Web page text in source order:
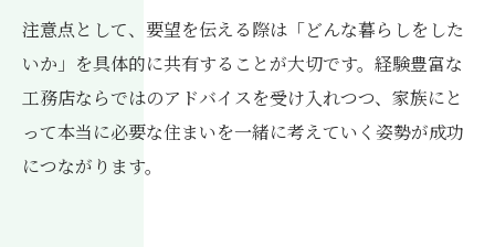
注意点として、要望を伝える際は「どんな暮らしをした
いか」を具体的に共有することが大切です。経験豊富な
工務店ならではのアドバイスを受け入れつつ、家族にと
って本当に必要な住まいを一緒に考えていく姿勢が成功
につながります。